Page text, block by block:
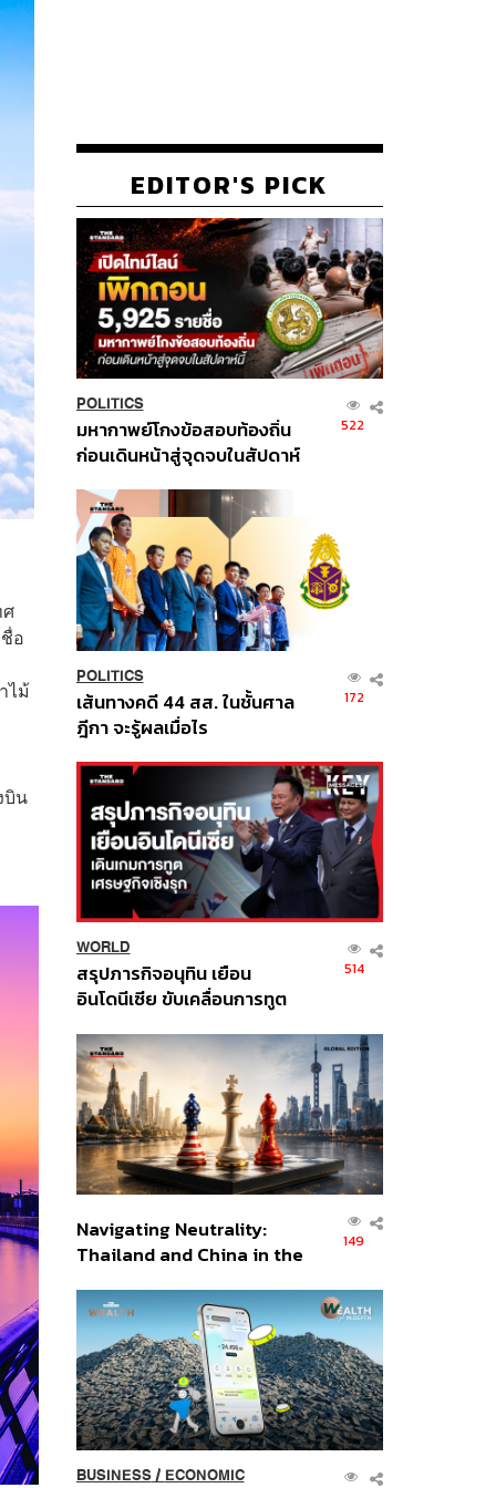
อ
ไม้
บิน
EDITOR'S PICK
POLITICS
มหากาพย์โกงข้อสอบท้องถิ่น
ก่อนเดินหน้าสู่จุดจบในสัปดาห์
522
POLITICS
เส้นทางคดี 44 สส. ในชั้นศาล
ฎีกา จะรู้ผลเมื่อไร
172
WORLD
สรุปภารกิจอนุทิน เยือน
อินโดนีเซีย ขับเคลื่อนการทูต
ส่วนยุทธศาสตร์ไทย –
อินโดนีเซีย
514
Navigating Neutrality:
Thailand and China in the
Order
149
BUSINESS/ ECONOMIC